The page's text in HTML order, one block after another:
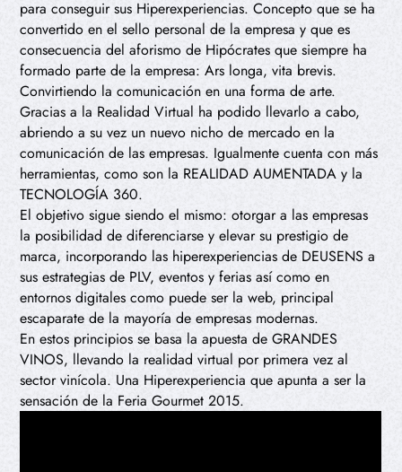
para conseguir sus Hiperexperiencias. Concepto que se ha
convertido en el sello personal de la empresa y que es
consecuencia del aforismo de Hipócrates que siempre ha
formado parte de la empresa: Ars longa, vita brevis.
Convirtiendo la comunicación en una forma de arte.
Gracias a la Realidad Virtual ha podido llevarlo a cabo,
abriendo a su vez un nuevo nicho de mercado en la
comunicación de las empresas. Igualmente cuenta con más
herramientas, como son la REALIDAD AUMENTADA y la
TECNOLOGÍA 360.
El objetivo sigue siendo el mismo: otorgar a las empresas
la posibilidad de diferenciarse y elevar su prestigio de
marca, incorporando las hiperexperiencias de DEUSENS a
sus estrategias de PLV, eventos y ferias así como en
entornos digitales como puede ser la web, principal
escaparate de la mayoría de empresas modernas.
En estos principios se basa la apuesta de GRANDES
VINOS, llevando la realidad virtual por primera vez al
sector vinícola. Una Hiperexperiencia que apunta a ser la
sensación de la Feria Gourmet 2015.